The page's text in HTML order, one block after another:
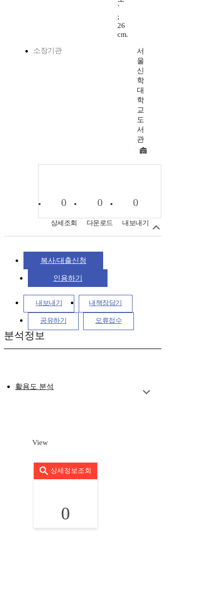
`
;
26
cm.
소장기관
서
울
신
학
대
학
교
도
서
관
0
상세조회
0
다운로드
0
내보내기
복사/대출신청
인용하기
내보내기 내책장담기
공유하기 오류접수
분석정보
활용도 분석
View
상세정보조회
0